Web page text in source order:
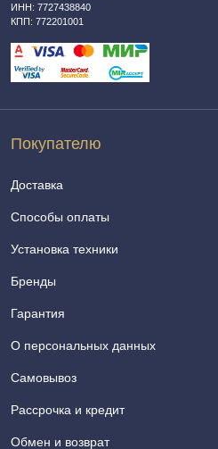
ИНН: 7727438840
КПП: 772201001
Покупателю
Доставка
Способы оплаты
Установка техники
Бренды
Гарантия
О персональных данных
Самовывоз
Рассрочка и кредит
Обмен и возврат